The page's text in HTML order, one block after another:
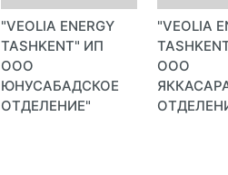
"VEOLIA ENERGY
TASHKENT" ИП
ООО
ЮНУСАБАДСКОЕ
ОТДЕЛЕНИЕ"
"VEOLIA
ООО